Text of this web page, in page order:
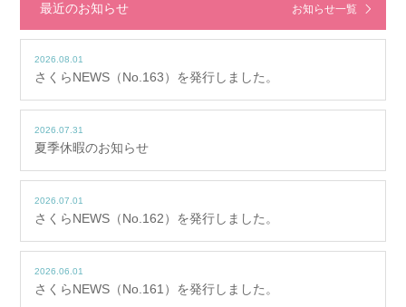
最近のお知らせ お知らせ一覧
2026.08.01
さくらNEWS（No.163）を発行しました。
2026.07.31
夏季休暇のお知らせ
2026.07.01
さくらNEWS（No.162）を発行しました。
2026.06.01
さくらNEWS（No.161）を発行しました。